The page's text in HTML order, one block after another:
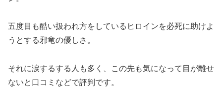
五度目も酷い扱われ方をしているヒロインを必死に助けよ
うとする邪竜の優しさ。
それに涙するする人も多く、この先も気になって目が離せ
ないと口コミなどで評判です。